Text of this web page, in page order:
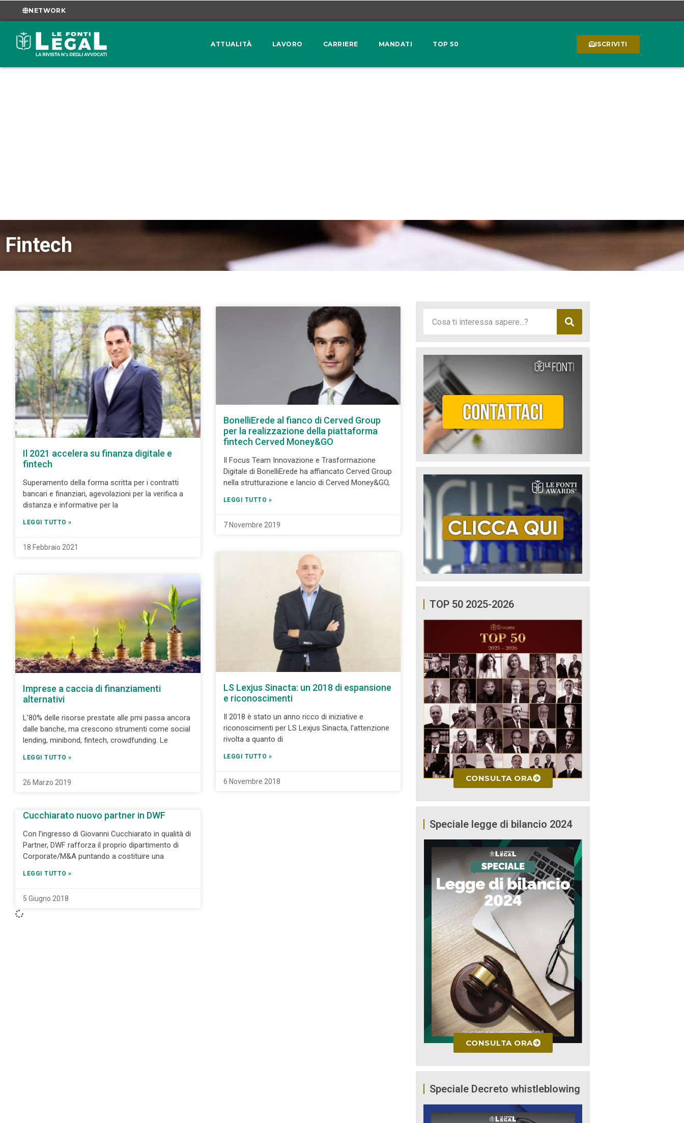
NETWORK
ATTUALITÀ LAVORO CARRIERE MANDATI TOP 50 ISCRIVITI
Fintech
Il 2021 accelera su finanza digitale e
fintech
Superamento della forma scritta per i contratti
bancari e finanziari, agevolazioni per la verifica a
distanza e informative per la
LEGGI TUTTO »
18 Febbraio 2021
BonelliErede al fianco di Cerved Group
per la realizzazione della piattaforma
fintech Cerved Money&GO
Il Focus Team Innovazione e Trasformazione
Digitale di BonelliErede ha affiancato Cerved Group
nella strutturazione e lancio di Cerved Money&GO,
LEGGI TUTTO »
7 Novembre 2019
Imprese a caccia di finanziamenti
alternativi
L’80% delle risorse prestate alle pmi passa ancora
dalle banche, ma crescono strumenti come social
lending, minibond, fintech, crowdfunding. Le
LEGGI TUTTO »
26 Marzo 2019
LS Lexjus Sinacta: un 2018 di espansione
e riconoscimenti
Il 2018 è stato un anno ricco di iniziative e
riconoscimenti per LS Lexjus Sinacta, l’attenzione
rivolta a quanto di
LEGGI TUTTO »
6 Novembre 2018
Cucchiarato nuovo partner in DWF
Con l’ingresso di Giovanni Cucchiarato in qualità di
Partner, DWF rafforza il proprio dipartimento di
Corporate/M&A puntando a costituire una
LEGGI TUTTO »
5 Giugno 2018
TOP 50 2025-2026
CONSULTA ORA
Speciale legge di bilancio 2024
CONSULTA ORA
Speciale Decreto whistleblowing